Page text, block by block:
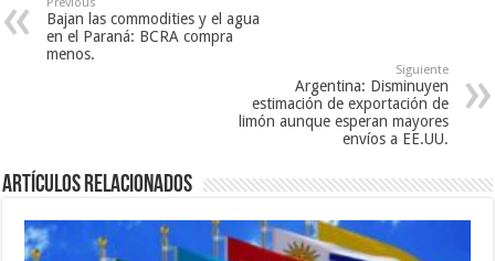
Bajan las commodities y el agua
en el Paraná: BCRA compra
menos.
Siguiente
Argentina: Disminuyen
estimación de exportación de
limón aunque esperan mayores
envíos a EE.UU.
Artículos relacionados